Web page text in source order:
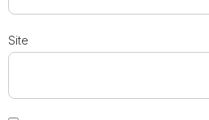
Site